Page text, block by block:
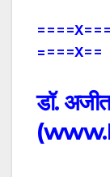
====X==
डॉ.
(